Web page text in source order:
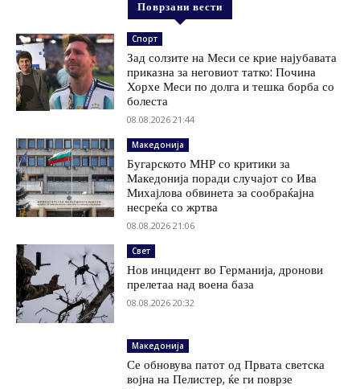
Поврзани вести
Спорт
Зад солзите на Меси се крие најубавата
приказна за неговиот татко: Почина
Хорхе Меси по долга и тешка борба со
болеста
08.08.2026 21:44
Македонија
Бугарското МНР со критики за
Македонија поради случајот со Ива
Михајлова обвинета за сообраќајна
несреќа со жртва
08.08.2026 21:06
Свет
Нов инцидент во Германија, дронови
прелетаа над воена база
08.08.2026 20:32
Македонија
Се обновува патот од Првата светска
војна на Пелистер, ќе ги поврзе